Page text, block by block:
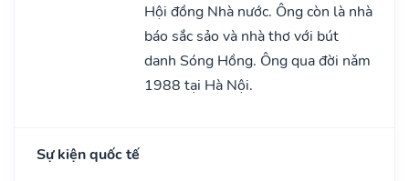
Hội đồng Nhà nước. Ông còn là nhà
báo sắc sảo và nhà thơ với bút
danh Sóng Hồng. Ông qua đời nǎm
1988 tại Hà Nội.
Sự kiện quốc tế